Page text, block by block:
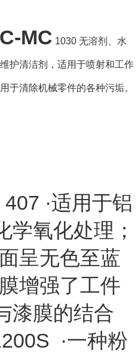
C-MC 1030 无溶剂、水
护清洁剂，适用于喷射和工作
于清除机械零件的各种污垢。
·适用于铝
学氧化处理；
呈无色至蓝
增强了工件
漆膜的结合
·一种粉